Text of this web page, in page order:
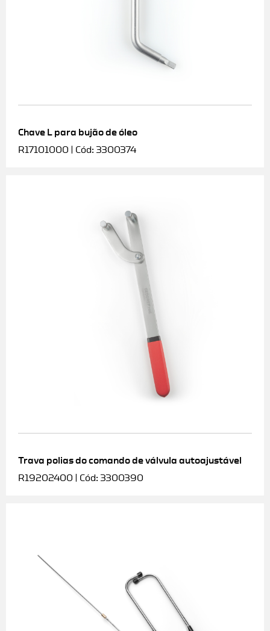
Chave L para bujão de óleo
R17101000 | Cód: 3300374
Trava polias do comando de válvula autoajustável
R19202400 | Cód: 3300390